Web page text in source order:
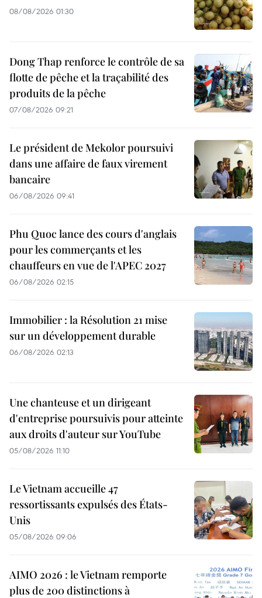
08/08/2026 01:30
Dong Thap renforce le contrôle de sa
flotte de pêche et la traçabilité des
produits de la pêche
07/08/2026 09:21
Le président de Mekolor poursuivi
dans une affaire de faux virement
bancaire
06/08/2026 09:41
Phu Quoc lance des cours d'anglais
pour les commerçants et les
chauffeurs en vue de l'APEC 2027
06/08/2026 02:15
Immobilier : la Résolution 21 mise
sur un développement durable
06/08/2026 02:13
Une chanteuse et un dirigeant
d'entreprise poursuivis pour atteinte
aux droits d'auteur sur YouTube
05/08/2026 11:10
Le Vietnam accueille 47
ressortissants expulsés des États-
Unis
05/08/2026 09:06
AIMO 2026 : le Vietnam remporte
plus de 200 distinctions à